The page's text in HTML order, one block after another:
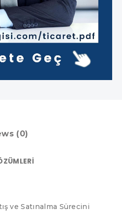
(0)
ve Satınalma Sürecini